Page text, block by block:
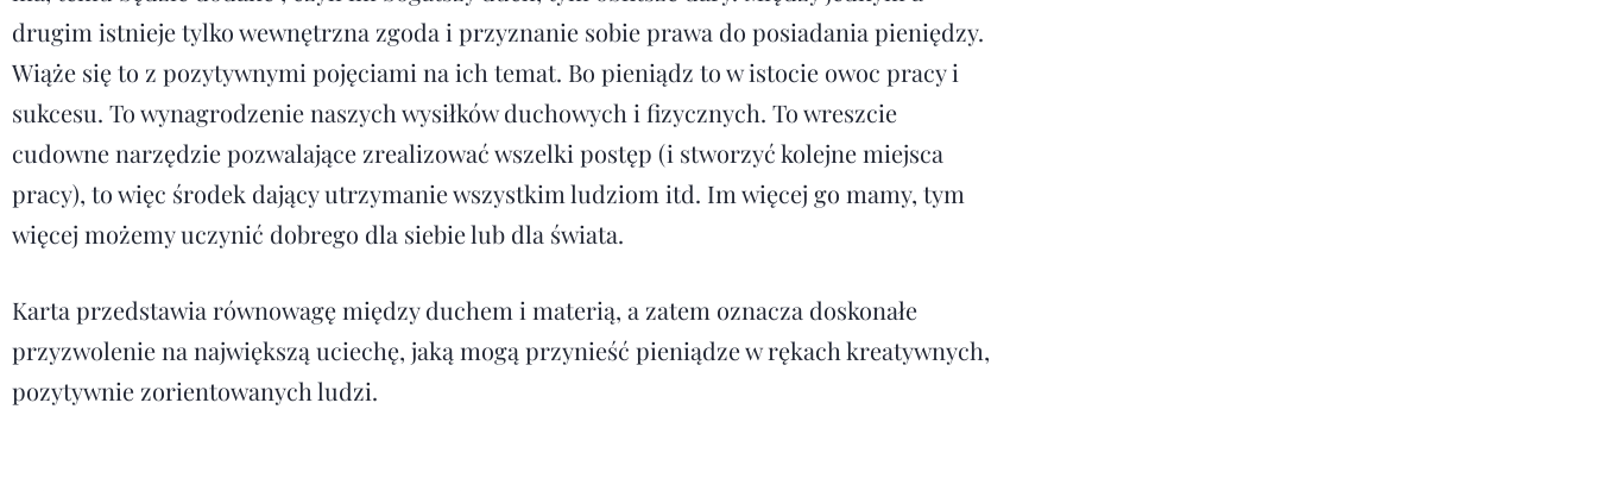
drugim istnieje tylko we­wnętrzna zgoda i przyznanie sobie prawa do posiadania pieniędzy.
Wiąże się to z pozytywnymi pojęciami na ich temat. Bo pieniądz to w istocie owoc pracy i
sukcesu. To wynagrodzenie naszych wysiłków duchowych i fizycznych. To wreszcie
cudowne narzędzie pozwalające zrealizować wszelki postęp (i stwo­rzyć kolejne miejsca
pracy), to więc środek dający utrzymanie wszystkim ludziom itd. Im więcej go mamy, tym
więcej możemy uczynić dobrego dla siebie lub dla świata.
Karta przedstawia równowagę między duchem i materią, a zatem oznacza doskonałe
przyzwolenie na największą uciechę, jaką mogą przynieść pieniądze w rękach kreatywnych,
pozytywnie zorientowanych ludzi.